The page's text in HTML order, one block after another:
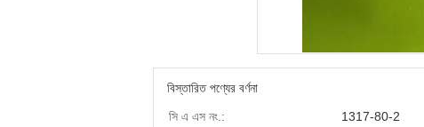
বিস্তারিত পণ্যের বর্ণনা
সি এ এস নং.:
1317-80-2